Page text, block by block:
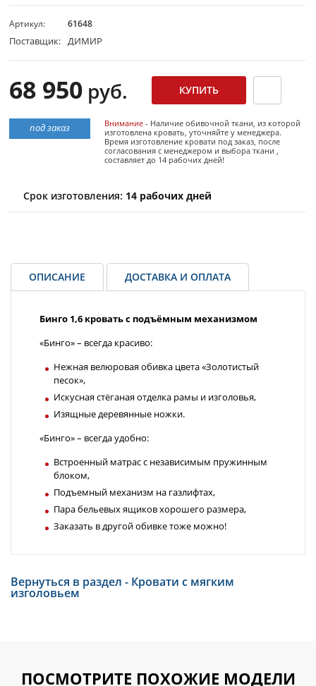
Артикул: 61648
Поставщик: ДИМИР
68 950 руб.
под заказ Внимание - Наличие обивочной ткани, из которой
изготовлена кровать, уточняйте у менеджера.
Время изготовление кровати под заказ, после
согласования с менеджером и выбора ткани ,
составляет до 14 рабочих дней!
Срок изготовления: 14 рабочих дней
ОПИСАНИЕ ДОСТАВКА И ОПЛАТА
Бинго 1,6 кровать с подъёмным механизмом
«Бинго» – всегда красиво:
Нежная велюровая обивка цвета «Золотистый
песок»,
Искусная стёганая отделка рамы и изголовья,
Изящные деревянные ножки.
«Бинго» – всегда удобно:
Встроенный матрас с независимым пружинным
блоком,
Подъемный механизм на газлифтах,
Пара бельевых ящиков хорошего размера,
Заказать в другой обивке тоже можно!
Вернуться в раздел - Кровати с мягким
изголовьем
ПОСМОТРИТЕ ПОХОЖИЕ МОДЕЛИ